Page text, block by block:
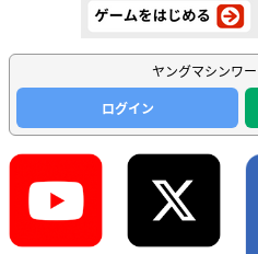
ヤングマシンワ
ログイン